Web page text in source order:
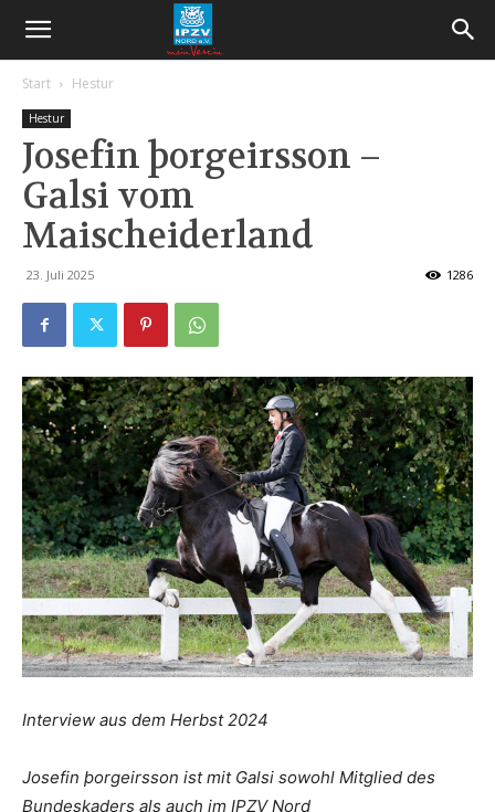
Start Hestur
Hestur
Josefin þorgeirsson –
Galsi vom
Maischeiderland
23. Juli 2025 1286
Interview aus dem Herbst 2024
Josefin þorgeirsson ist mit Galsi sowohl Mitglied des
Bundeskaders als auch im IPZV Nord